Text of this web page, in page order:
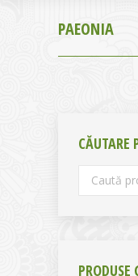
PAEONIA
CĂUTARE
PRODUSE